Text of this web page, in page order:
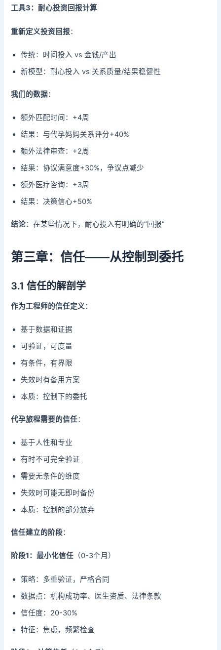
工具3：耐心投资回报计算
重新定义投资回报：
传统：时间投入 vs 金钱/产出
新模型：耐心投入 vs 关系质量/结果稳健性
我们的数据：
额外匹配时间：+4周
结果：与代孕妈妈关系评分+40%
额外法律审查：+2周
结果：协议满意度+30%，争议点减少
额外医疗咨询：+3周
结果：决策信心+50%
结论：在某些情况下，耐心投入有明确的“回报”
第三章：信任——从控制到委托
3.1 信任的解剖学
作为工程师的信任定义：
基于数据和证据
可验证，可度量
有条件，有界限
失效时有备用方案
本质：控制下的委托
代孕旅程需要的信任：
基于人性和专业
有时不可完全验证
需要无条件的维度
失效时可能无即时备份
本质：控制的部分放弃
信任建立的阶段：
阶段1：最小化信任 （0-3个月）
策略：多重验证，严格合同
数据点：机构成功率、医生资质、法律条款
信任度：20-30%
特征：焦虑，频繁检查